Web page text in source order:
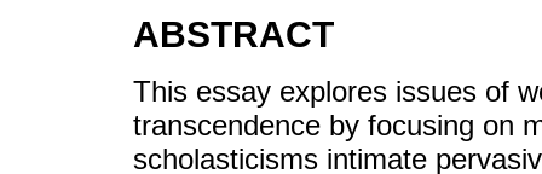
ABSTRACT
This essay explores issues of
transcendence by focusing on
scholasticisms intimate